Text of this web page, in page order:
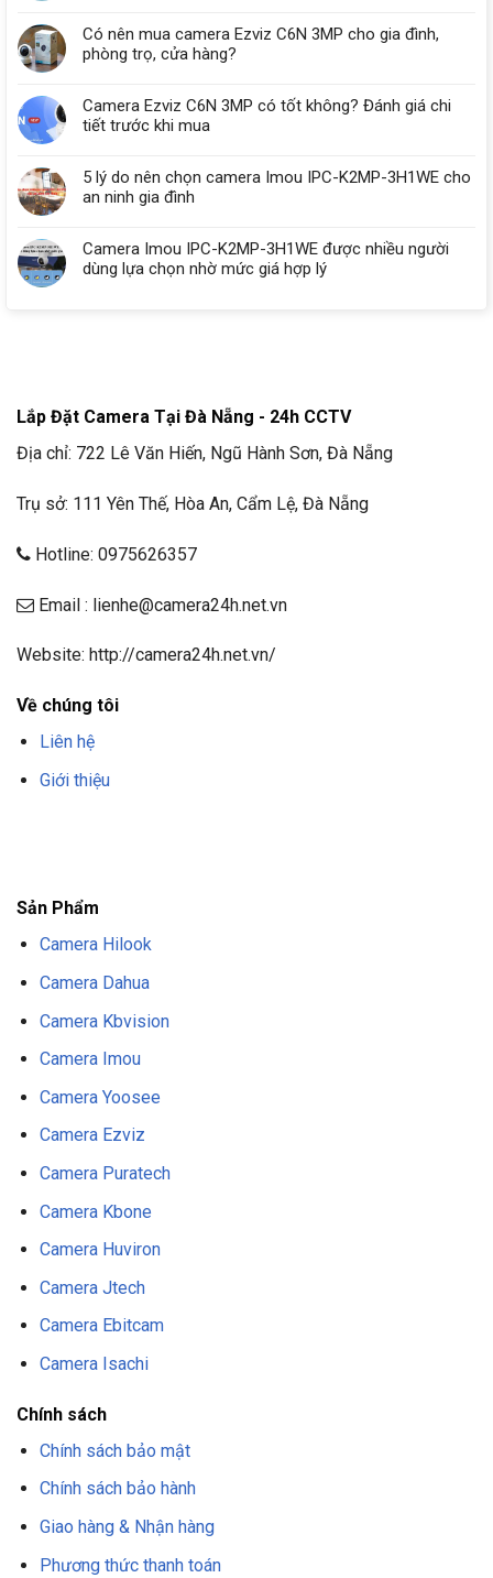
Có nên mua camera Ezviz C6N 3MP cho gia đình,
phòng trọ, cửa hàng?
Camera Ezviz C6N 3MP có tốt không? Đánh giá chi
tiết trước khi mua
5 lý do nên chọn camera Imou IPC-K2MP-3H1WE cho
an ninh gia đình
Camera Imou IPC-K2MP-3H1WE được nhiều người
dùng lựa chọn nhờ mức giá hợp lý
Lắp Đặt Camera Tại Đà Nẵng - 24h CCTV
Địa chỉ: 722 Lê Văn Hiến, Ngũ Hành Sơn, Đà Nẵng
Trụ sở: 111 Yên Thế, Hòa An, Cẩm Lệ, Đà Nẵng
Hotline: 0975626357
Email : lienhe@camera24h.net.vn
Website: http://camera24h.net.vn/
Về chúng tôi
Liên hệ
Giới thiệu
Sản Phẩm
Camera Hilook
Camera Dahua
Camera Kbvision
Camera Imou
Camera Yoosee
Camera Ezviz
Camera Puratech
Camera Kbone
Camera Huviron
Camera Jtech
Camera Ebitcam
Camera Isachi
Chính sách
Chính sách bảo mật
Chính sách bảo hành
Giao hàng & Nhận hàng
Phương thức thanh toán